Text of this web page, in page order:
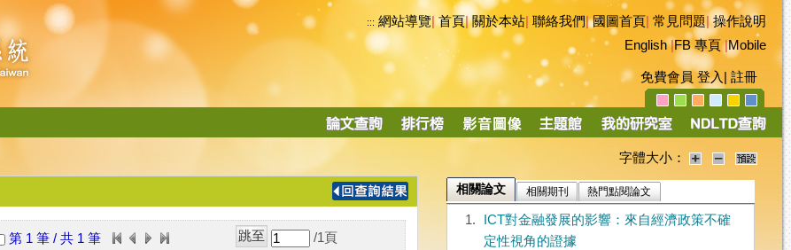
::: 網站導覽|首頁|關於本站 聯絡我們|國圖首頁 常見問題|操作說明
English|FB 專頁|Mobile
免費會員 登入 註冊
導
字體大小：
第 1 筆 / 共 1 筆 /1 頁
相關論文 相關期刊 熱門點閱論文
1.
ICT對金融發展的影響：來自經濟政策不確
定性視角的證據